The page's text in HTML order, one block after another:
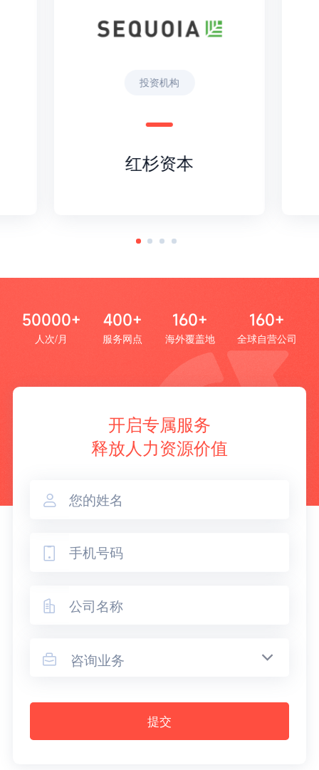
投资机构
红杉资本
50000+
人次/月
400+
服务网点
160+
海外覆盖地
160+
全球自营公司
开启专属服务
释放人力资源价值



 咨询业务
提交